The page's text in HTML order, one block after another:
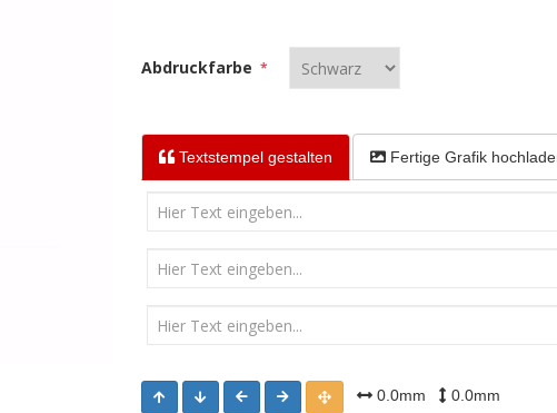
Abdruckfarbe *
Textstempel gestalten Fertige Grafik
0.0mm 0.0mm